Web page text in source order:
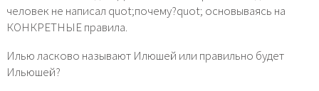
человек не написал quot;почему?quot; основываясь на
КОНКРЕТНЫЕ правила.
Илью ласково называют Илюшей или правильно будет
Ильюшей?